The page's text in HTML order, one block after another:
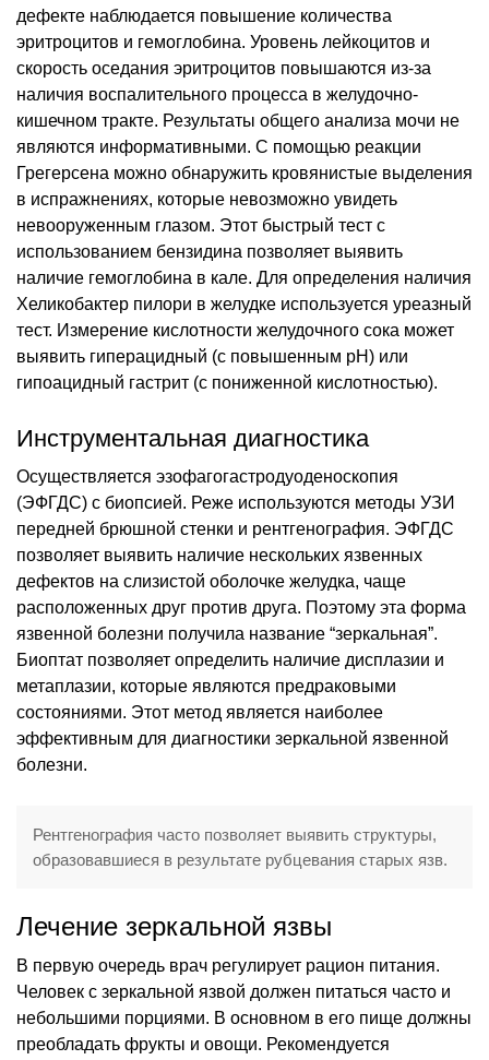
дефекте наблюдается повышение количества
эритроцитов и гемоглобина. Уровень лейкоцитов и
скорость оседания эритроцитов повышаются из-за
наличия воспалительного процесса в желудочно-
кишечном тракте. Результаты общего анализа мочи не
являются информативными. С помощью реакции
Грегерсена можно обнаружить кровянистые выделения
в испражнениях, которые невозможно увидеть
невооруженным глазом. Этот быстрый тест с
использованием бензидина позволяет выявить
наличие гемоглобина в кале. Для определения наличия
Хеликобактер пилори в желудке используется уреазный
тест. Измерение кислотности желудочного сока может
выявить гиперацидный (с повышенным pH) или
гипоацидный гастрит (с пониженной кислотностью).
Инструментальная диагностика
Осуществляется эзофагогастродуоденоскопия
(ЭФГДС) с биопсией. Реже используются методы УЗИ
передней брюшной стенки и рентгенография. ЭФГДС
позволяет выявить наличие нескольких язвенных
дефектов на слизистой оболочке желудка, чаще
расположенных друг против друга. Поэтому эта форма
язвенной болезни получила название “зеркальная”.
Биоптат позволяет определить наличие дисплазии и
метаплазии, которые являются предраковыми
состояниями. Этот метод является наиболее
эффективным для диагностики зеркальной язвенной
болезни.
Рентгенография часто позволяет выявить структуры,
образовавшиеся в результате рубцевания старых язв.
Лечение зеркальной язвы
В первую очередь врач регулирует рацион питания.
Человек с зеркальной язвой должен питаться часто и
небольшими порциями. В основном в его пище должны
преобладать фрукты и овощи. Рекомендуется